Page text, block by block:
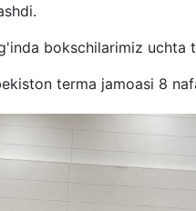
bokschilarimiz uchta
terma jamoasi 8